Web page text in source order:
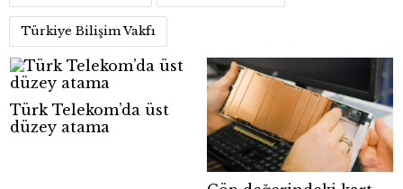
Türkiye Bilişim Vakfı
Türk Telekom’da üst
düzey atama